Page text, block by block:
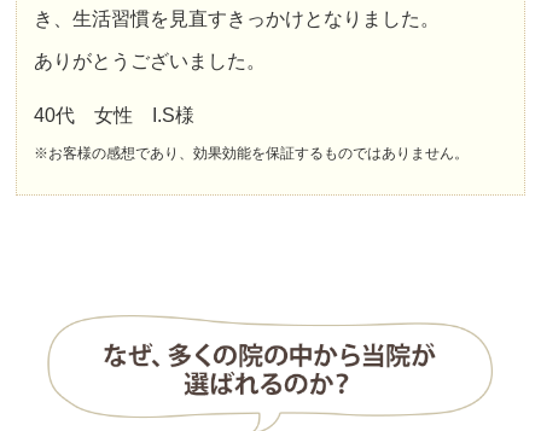
き、生活習慣を見直すきっかけとなりました。
ありがとうございました。
40代 女性 I.S様
※お客様の感想であり、効果効能を保証するものではありません。